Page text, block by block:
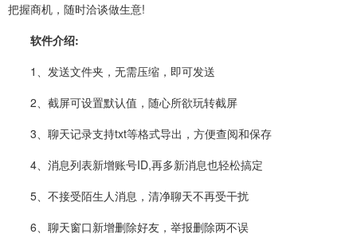
把握商机，随时洽谈做生意!
软件介绍:
1、发送文件夹，无需压缩，即可发送
2、截屏可设置默认值，随心所欲玩转截屏
3、聊天记录支持txt等格式导出，方便查阅和保存
4、消息列表新增账号ID,再多新消息也轻松搞定
5、不接受陌生人消息，清净聊天不再受干扰
6、聊天窗口新增删除好友，举报删除两不误